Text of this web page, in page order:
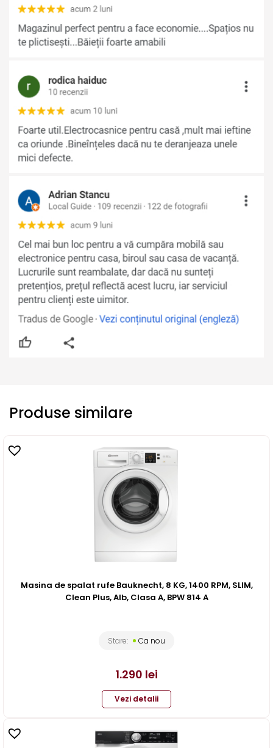
Produse similare
Masina de spalat rufe Bauknecht, 8 KG, 1400 RPM, SLIM,
Clean Plus, Alb, Clasa A, BPW 814 A
Stare: Ca nou
1.290 lei
Vezi detalii